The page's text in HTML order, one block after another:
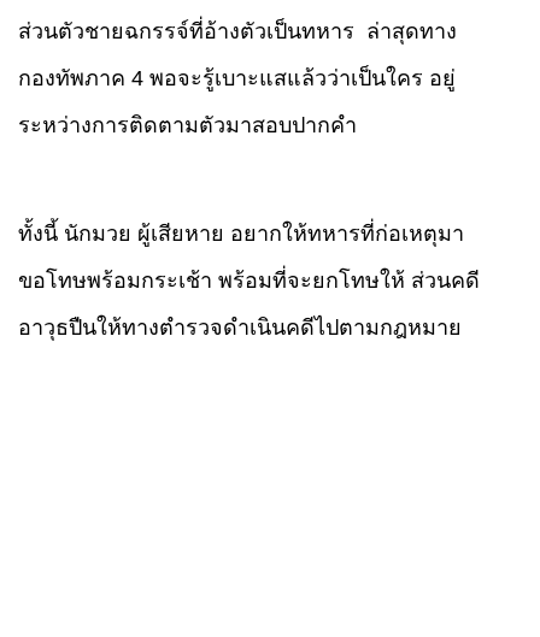
ส่วนตัวชายฉกรรจ์ที่อ้างตัวเป็นทหาร ล่าสุดทาง
กองทัพภาค 4 พอจะรู้เบาะแสแล้วว่าเป็นใคร อยู่
ระหว่างการติดตามตัวมาสอบปากคำ
ทั้งนี้ นักมวย ผู้เสียหาย อยากให้ทหารที่ก่อเหตุมา
ขอโทษพร้อมกระเช้า พร้อมที่จะยกโทษให้ ส่วนคดี
อาวุธปืนให้ทางตำรวจดำเนินคดีไปตามกฎหมาย